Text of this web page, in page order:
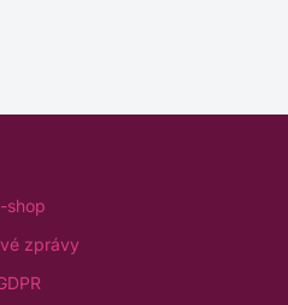
shop
zprávy